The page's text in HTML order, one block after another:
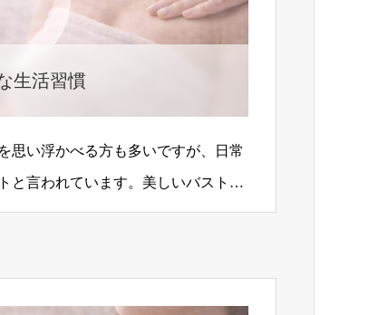
生活習慣
思い浮かべる方も多いですが、日常
と言われています。美しいバストラ
の生活習慣を意…